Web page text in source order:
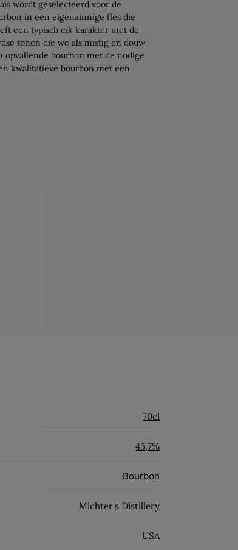
wordt geselecteerd voor de
in een eigenzinnige fles die
een typisch eik karakter met de
tonen die we als mistig en douw
opvallende bourbon met de nodige
kwalitatieve bourbon met een
70cl
45,7%
Bourbon
Michter's Distillery
USA